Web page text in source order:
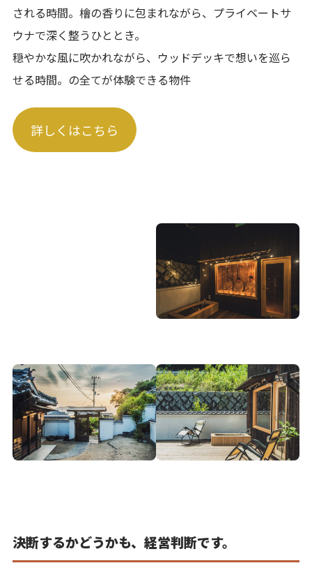
される時間。檜の香りに包まれながら、プライベートサ
ウナで深く整うひととき。
穏やかな風に吹かれながら、ウッドデッキで想いを巡ら
せる時間。の全てが体験できる物件
詳しくはこちら
決断するかどうかも、経営判断です。